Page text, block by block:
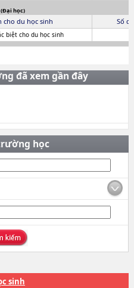
học)
cho du học sinh Số
biệt cho du học sinh
đã xem gần đây
học
sinh